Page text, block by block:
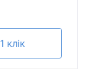
клік